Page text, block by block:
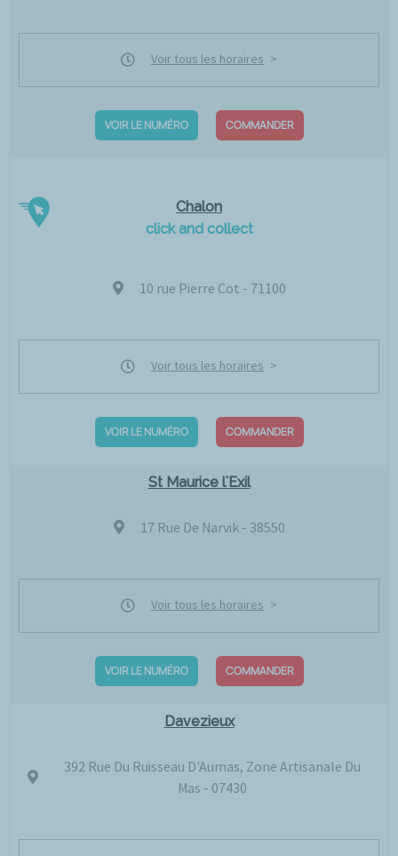
Voir tous les horaires
VOIR LE NUMÉRO COMMANDER
Chalon
click and collect
10 rue Pierre Cot - 71100
Voir tous les horaires
VOIR LE NUMÉRO COMMANDER
St Maurice l'Exil
17 Rue De Narvik - 38550
Voir tous les horaires
VOIR LE NUMÉRO COMMANDER
Davezieux
392 Rue Du Ruisseau D'Aumas, Zone Artisanale Du
Mas - 07430